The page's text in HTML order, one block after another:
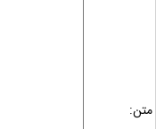
متن: